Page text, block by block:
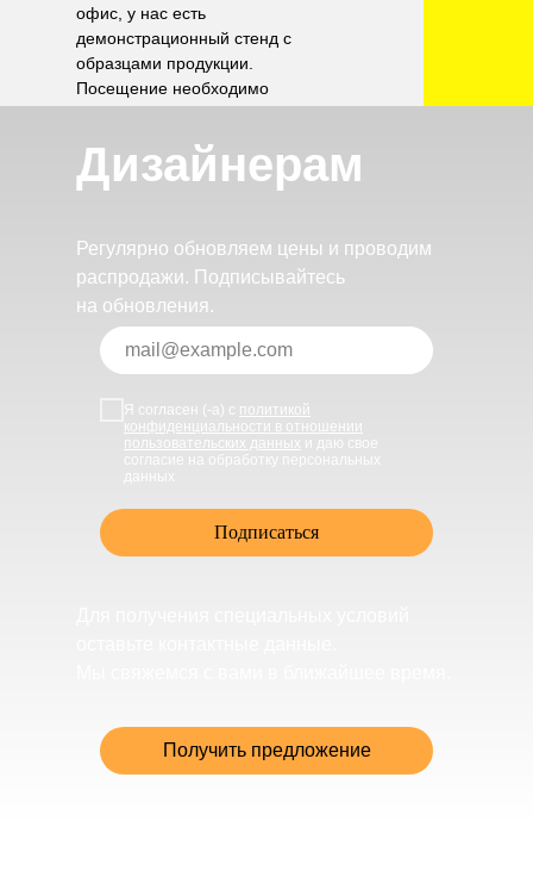
офис, у нас есть
демонстрационный стенд с
образцами продукции.
Посещение необходимо
Дизайнерам
Регулярно обновляем цены и проводим
распродажи. Подписывайтесь
на обновления.
Я согласен (-а) с политикой
конфиденциальности в отношении
пользовательских данных и даю свое
согласие на обработку персональных
данных
Подписаться
Получить предложение